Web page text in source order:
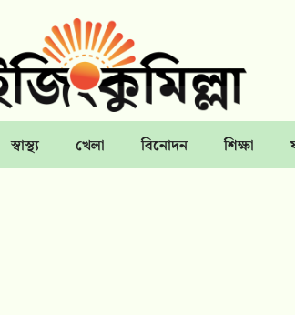
স্বাস্থ্য খেলা বিনোদন শিক্ষা